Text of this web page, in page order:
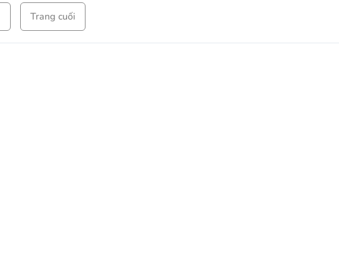
kế ở
đại
bất cứ điều gì bạn có thể nghĩ ra! Các slide rất
thú vị và chứa nhiều bố cục, nơi bạn có thể sáng
Trang cuối